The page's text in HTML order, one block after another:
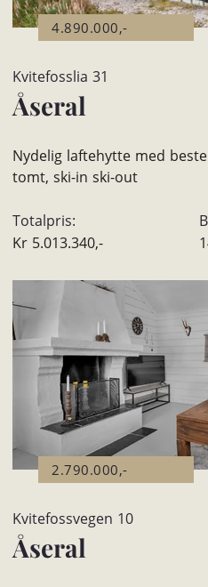
4.890.000,-
Kvitefosslia 31
Åseral
Nydelig laftehytte med
tomt, ski-in ski-out
Totalpris:
Kr 5.013.340,-
2.790.000,-
Kvitefossvegen 10
Åseral